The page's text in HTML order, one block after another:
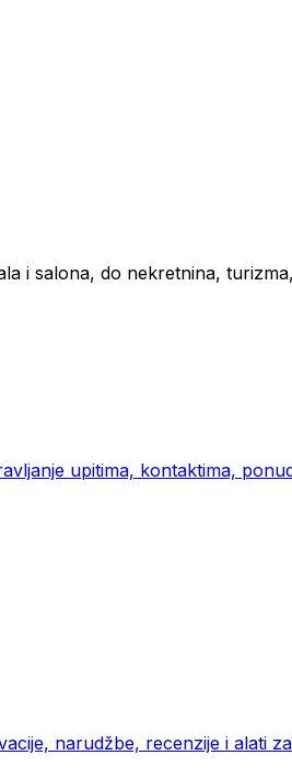
salona, do nekretnina,
upitima, kontaktima,
narudžbe, recenzije i alati